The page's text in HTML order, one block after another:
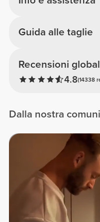
Recensioni
4.8(14338
Guida alle taglie
Dalla nostra